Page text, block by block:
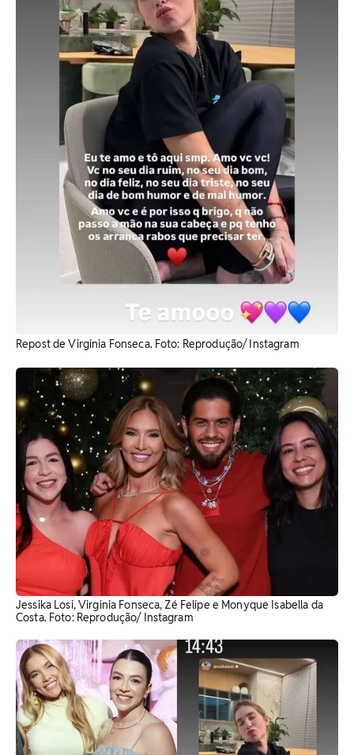
Repost de Virginia Fonseca. Foto: Reprodução/ Instagram
Jessika Losi, Virginia Fonseca, Zé Felipe e Monyque Isabella da
Costa. Foto: Reprodução/ Instagram